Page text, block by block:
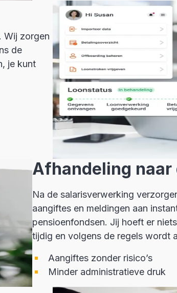
Wij zorgen
de
je kunt
Afhandeling naar
Na de salarisverwerking
aangiftes en meldingen aan
pensioenfondsen. Jij hoeft er
tijdig en volgens de regels wordt
Aangiftes zonder risico’s
Minder administratieve druk